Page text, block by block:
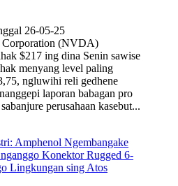
26-05-25
(NVDA)
$217 ing dina Senin sawise
menyang level paling
ngluwihi reli gedhene
laporan babagan pro
perusahaan kasebut...